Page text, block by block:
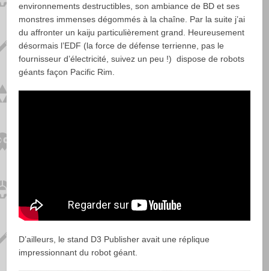
environnements destructibles, son ambiance de BD et ses
monstres immenses dégommés à la chaîne. Par la suite j’ai
du affronter un kaiju particulièrement grand. Heureusement
désormais l’EDF (la force de défense terrienne, pas le
fournisseur d’électricité, suivez un peu !) dispose de robots
géants façon Pacific Rim.
D’ailleurs, le stand D3 Publisher avait une réplique
impressionnant du robot géant.